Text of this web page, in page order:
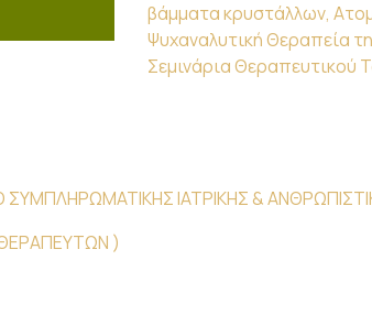
βάμματα κρυστάλλων,
Ψυχαναλυτική Θεραπεία
Σεμινάρια Θεραπευτικού
ΙΑΤΡΙΚΗΣ &
)